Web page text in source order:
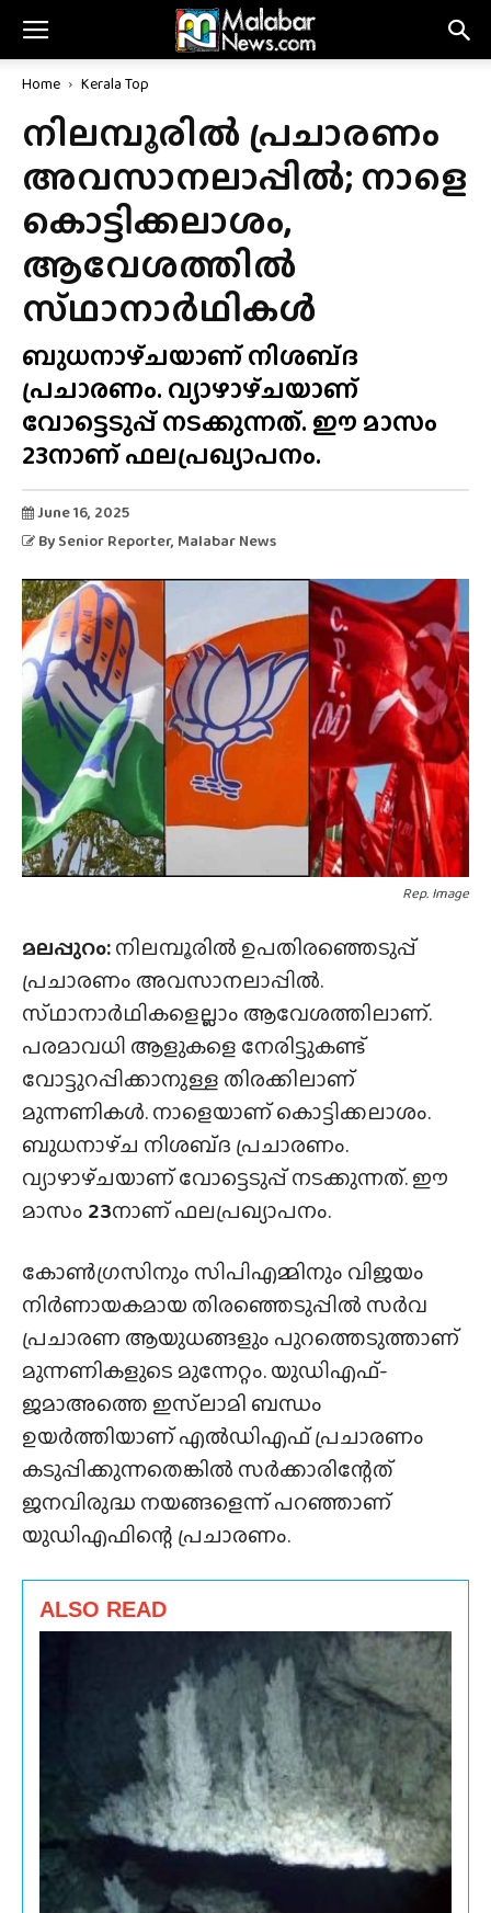
Home Kerala Top
നിലമ്പൂരിൽ പ്രചാരണം
അവസാനലാപ്പിൽ; നാളെ
കൊട്ടിക്കലാശം,
ആവേശത്തിൽ
സ്‌ഥാനാർഥികൾ
ബുധനാഴ്‌ചയാണ് നിശബ്‌ദ
പ്രചാരണം. വ്യാഴാഴ്‌ചയാണ്
വോട്ടെടുപ്പ് നടക്കുന്നത്. ഈ മാസം
23നാണ് ഫലപ്രഖ്യാപനം.
June 16, 2025
By Senior Reporter, Malabar News
Rep. Image
മലപ്പുറം:നിലമ്പൂരിൽ ഉപതിരഞ്ഞെടുപ്പ്
പ്രചാരണം അവസാനലാപ്പിൽ.
സ്‌ഥാനാർഥികളെല്ലാം ആവേശത്തിലാണ്.
പരമാവധി ആളുകളെ നേരിട്ടുകണ്ട്
വോട്ടുറപ്പിക്കാനുള്ള തിരക്കിലാണ്
മുന്നണികൾ. നാളെയാണ് കൊട്ടിക്കലാശം.
ബുധനാഴ്‌ച നിശബ്‌ദ പ്രചാരണം.
വ്യാഴാഴ്‌ചയാണ് വോട്ടെടുപ്പ് നടക്കുന്നത്. ഈ
മാസം 23നാണ് ഫലപ്രഖ്യാപനം.
കോൺഗ്രസിനും സിപിഎമ്മിനും വിജയം
നിർണായകമായ തിരഞ്ഞെടുപ്പിൽ സർവ
പ്രചാരണ ആയുധങ്ങളും പുറത്തെടുത്താണ്
മുന്നണികളുടെ മുന്നേറ്റം. യുഡിഎഫ്-
ജമാഅത്തെ ഇസ്‌ലാമി ബന്ധം
ഉയർത്തിയാണ് എൽഡിഎഫ് പ്രചാരണം
കടുപ്പിക്കുന്നതെങ്കിൽ സർക്കാരിന്റേത്
ജനവിരുദ്ധ നയങ്ങളെന്ന് പറഞ്ഞാണ്
യുഡിഎഫിന്റെ പ്രചാരണം.
ALSO READ